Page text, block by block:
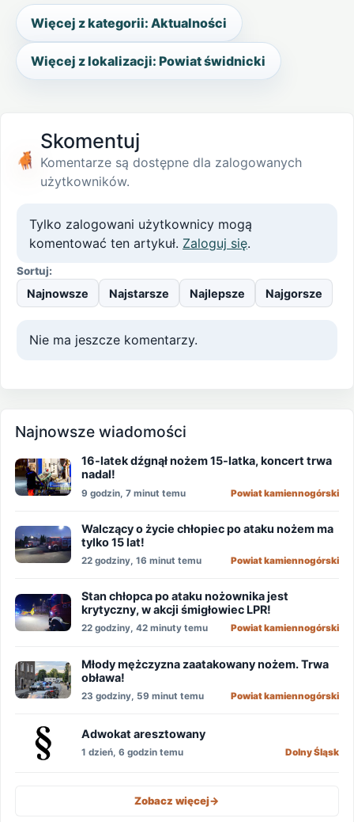
Więcej z kategorii: Aktualności
Więcej z lokalizacji: Powiat świdnicki
Skomentuj
Komentarze są dostępne dla zalogowanych
użytkowników.
Tylko zalogowani użytkownicy mogą
komentować ten artykuł. Zaloguj się.
Sortuj:
Najnowsze Najstarsze Najlepsze Najgorsze
Nie ma jeszcze komentarzy.
Najnowsze wiadomości
16-latek dźgnął nożem 15-latka, koncert trwa
nadal!
9 godzin, 7 minut temu Powiat kamiennogórski
Walczący o życie chłopiec po ataku nożem ma
tylko 15 lat!
22 godziny, 16 minut temu Powiat kamiennogórski
Stan chłopca po ataku nożownika jest
krytyczny, w akcji śmigłowiec LPR!
22 godziny, 42 minuty temu Powiat kamiennogórski
Młody mężczyzna zaatakowany nożem. Trwa
obława!
23 godziny, 59 minut temu Powiat kamiennogórski
Adwokat aresztowany
1 dzień, 6 godzin temu Dolny Śląsk
Zobacz więcej->